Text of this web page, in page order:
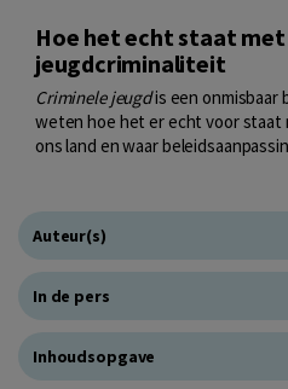
Hoe het echt staat met
jeugdcriminaliteit
Criminele jeugdis een onmisbaar
weten hoe het er echt voor staat
ons land en waar
Auteur(s)
In de pers
Inhoudsopgave